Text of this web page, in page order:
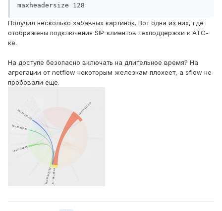
Получил несколько забавных картинок. Вот одна из них, где
отображены подключения SIP-клиентов техподдержки к АТС-
ке.
На доступе безопасно включать на длительное время? На
агрегации от netflow некоторым железкам плохеет, а sflow не
пробовали еще.